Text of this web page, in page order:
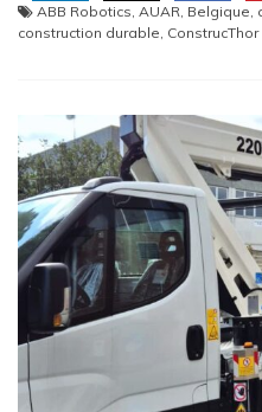
ABB Robotics AUAR Belgique
construction durable ConstrucThor